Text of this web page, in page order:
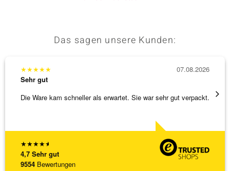
Das sagen unsere Kunden:
★★★★★
4,7 Sehr gut
9554 Bewertungen
★★★★★
Sehr gut
Die Ware kam schneller als erwartet. Sie war sehr gut verpackt.
07.08.2026